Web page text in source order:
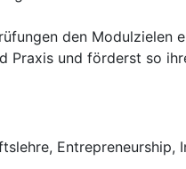
den Modulzielen
Praxis und förderst so
Entrepreneurship,